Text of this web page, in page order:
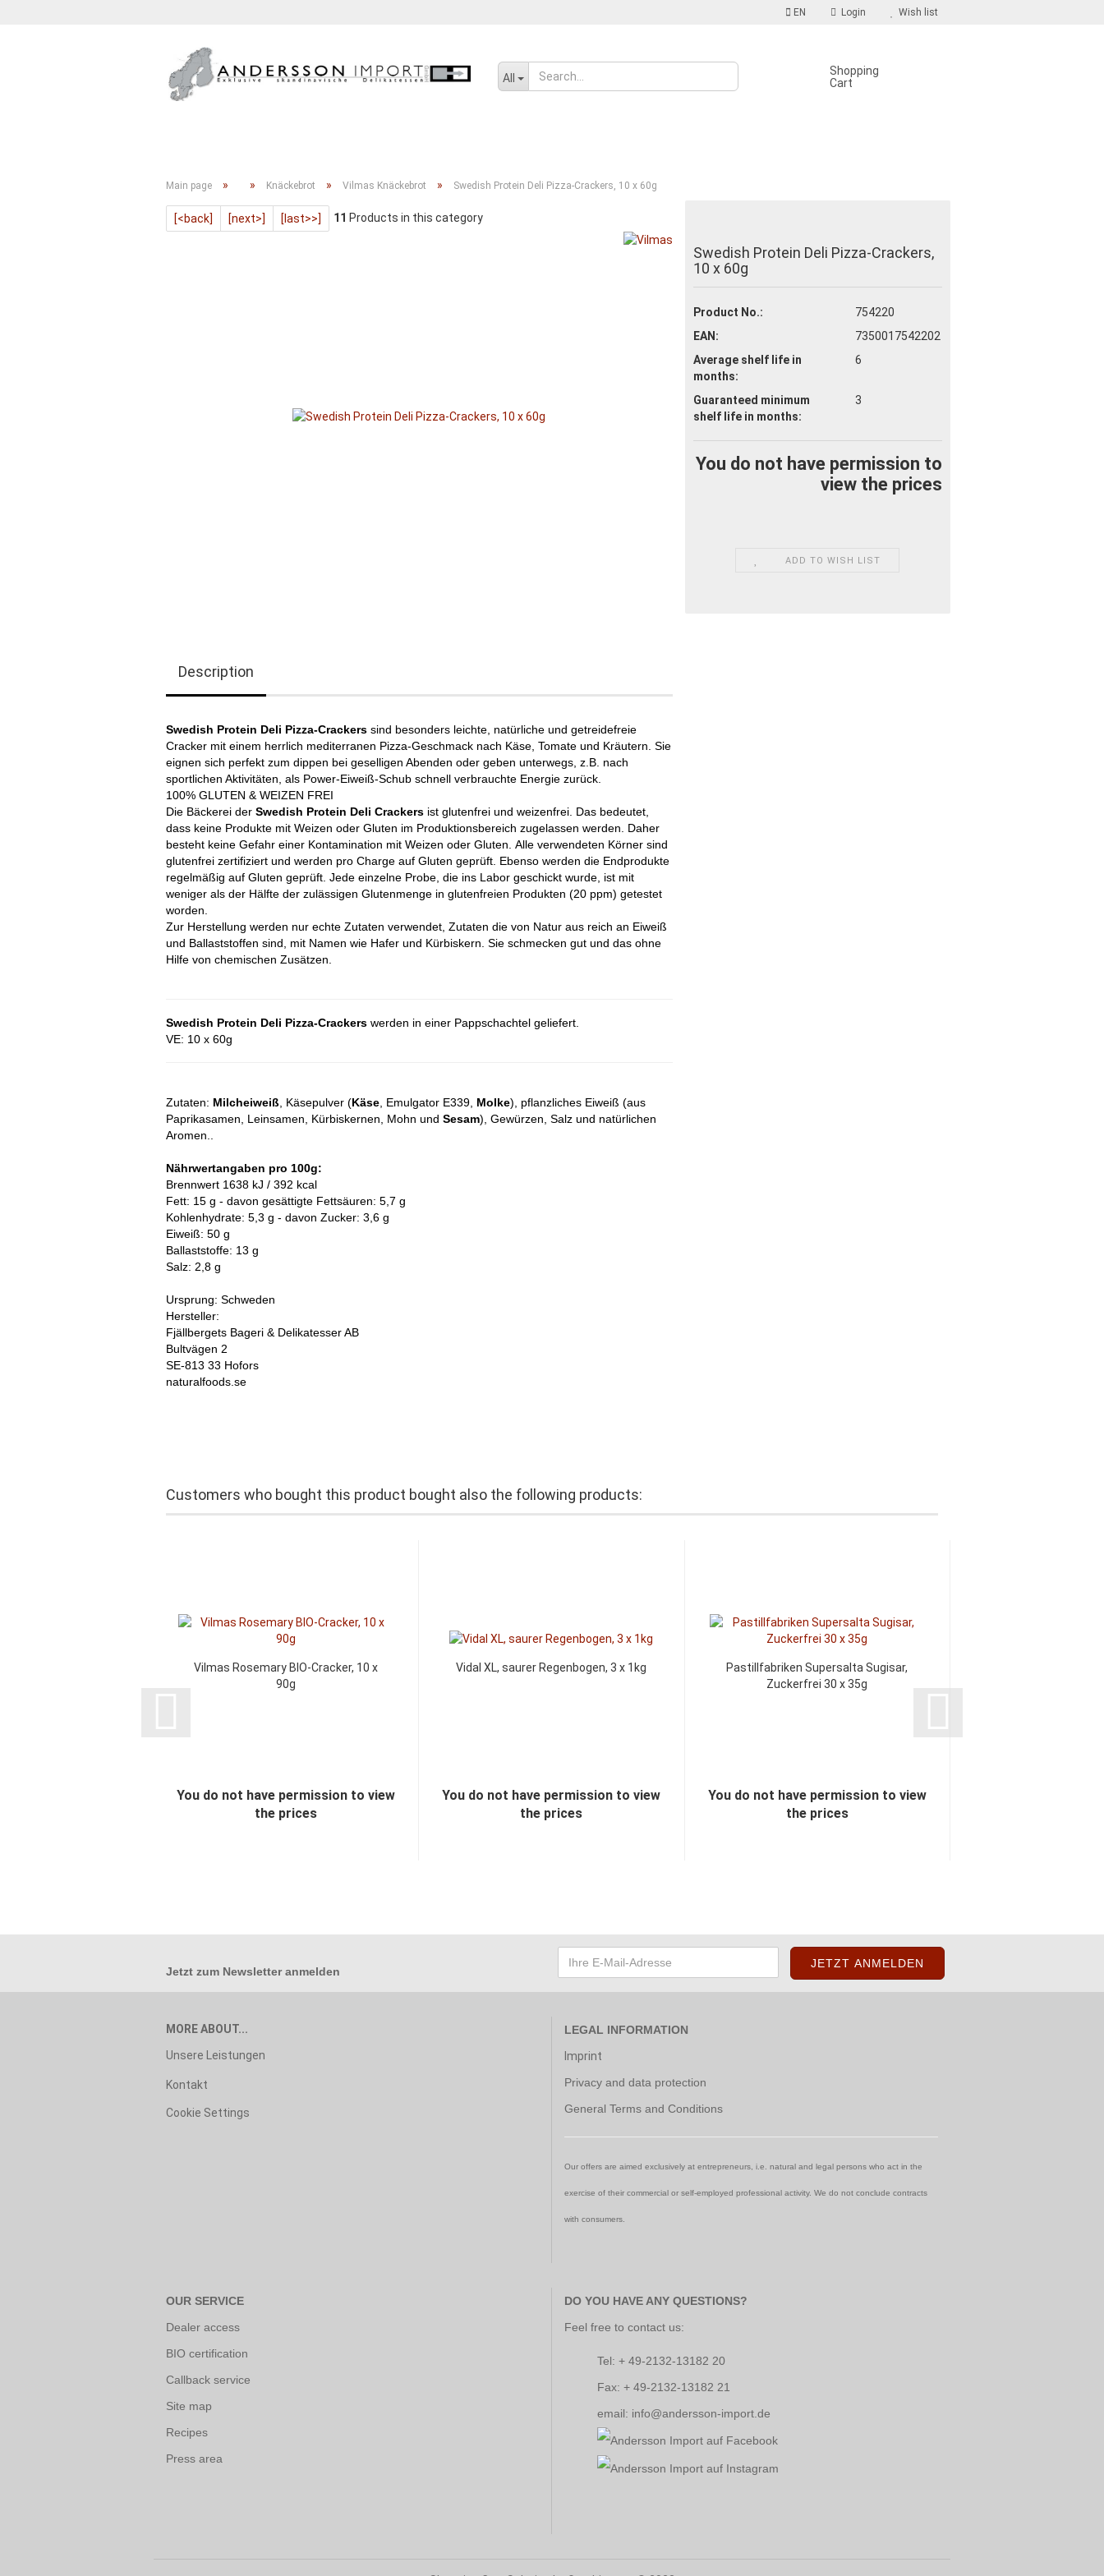
EN Login
Create a new account
Forgot password?
Wish list
All
Shopping
Cart
Main page » » Knäckebrot » Vilmas Knäckebrot » Swedish Protein Deli Pizza-Crackers, 10 x 60g
[<back] [next>] [last>>] 11 Products in this category
Swedish Protein Deli Pizza-Crackers,
10 x 60g
Product No.:
754220
EAN:
7350017542202
Average shelf life in
months:
6
Guaranteed minimum
shelf lifein months:
3
You do not have permission to
view the prices
ADD TO WISH LIST
Description
Swedish Protein Deli Pizza-Crackers​ sind besonders leichte, natürliche und getreidefreie
Cracker mit einem herrlich mediterranen Pizza-Geschmack nach Käse, Tomate und Kräutern. Sie
eignen sich perfekt zum dippen bei geselligen Abenden oder geben unterwegs, z.B. nach
sportlichen Aktivitäten, als Power-Eiweiß-Schub schnell verbrauchte Energie zurück.
100% GLUTEN & WEIZEN FREI
Die Bäckerei der Swedish Protein Deli Crackers ist glutenfrei und weizenfrei. Das bedeutet,
dass keine Produkte mit Weizen oder Gluten im Produktionsbereich zugelassen werden. Daher
besteht keine Gefahr einer Kontamination mit Weizen oder Gluten. Alle verwendeten Körner sind
glutenfrei zertifiziert und werden pro Charge auf Gluten geprüft. Ebenso werden die Endprodukte
regelmäßig auf Gluten geprüft. Jede einzelne Probe, die ins Labor geschickt wurde, ist mit
weniger als der Hälfte der zulässigen Glutenmenge in glutenfreien Produkten (20 ppm) getestet
worden.
Zur Herstellung werden nur echte Zutaten verwendet, Zutaten die von Natur aus reich an Eiweiß
und Ballaststoffen sind, mit Namen wie Hafer und Kürbiskern. Sie schmecken gut und das ohne
Hilfe von chemischen Zusätzen.
Swedish Protein Deli Pizza-Crackers​ werden in einer Pappschachtel geliefert.
VE: 10 x 60g
Zutaten: Milcheiweiß , Käsepulver (Käse , Emulgator E339, Molke), pflanzliches Eiweiß (aus
Paprikasamen, Leinsamen, Kürbiskernen, Mohn und Sesam), Gewürzen, Salz und natürlichen
Aromen..
Nährwertangaben pro 100g:
Brennwert 1638 kJ / 392 kcal
Fett: 15 g - davon gesättigte Fettsäuren: 5,7 g
Kohlenhydrate: 5,3 g - davon Zucker: 3,6 g
Eiweiß: 50 g
Ballaststoffe: 13 g
Salz: 2,8 g
Ursprung: Schweden
Hersteller:
Fjällbergets Bageri & Delikatesser AB
Bultvägen 2
SE-813 33 Hofors
naturalfoods.se
Customers who bought this product bought also the following products:
Vilmas Rosemary BIO-Cracker, 10 x
90g
You do not have permission to view
the prices
Vidal XL, saurer Regenbogen, 3 x 1kg
You do not have permission to view
the prices
Pastillfabriken Supersalta Sugisar,
Zuckerfrei 30 x 35g
You do not have permission to view
the prices
Jetzt zum Newsletter anmelden
MORE ABOUT...
Unsere Leistungen
Kontakt
Cookie Settings
LEGAL INFORMATION
Imprint
Privacy and data protection
General Terms and Conditions
Our offers are aimed exclusively at entrepreneurs, i.e. natural and legal persons who act in the
exercise of their commercial or self-employed professional activity. We do not conclude contracts
with consumers.
OUR SERVICE
Dealer access
BIO certification
Callback service
Site map
Recipes
Press area
DO YOU HAVE ANY QUESTIONS?
Feel free to contact us:
Tel: + 49-2132-13182 20
Fax: + 49-2132-13182 21
email: info@andersson-import.de